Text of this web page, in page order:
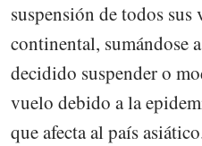
suspensión de todos sus
continental, sumándose
decidido suspender o
vuelo debido a la
que afecta al país